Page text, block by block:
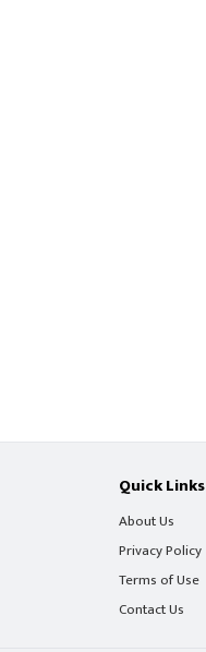
Quick Links
About Us
Privacy Policy
Terms of Use
Contact Us